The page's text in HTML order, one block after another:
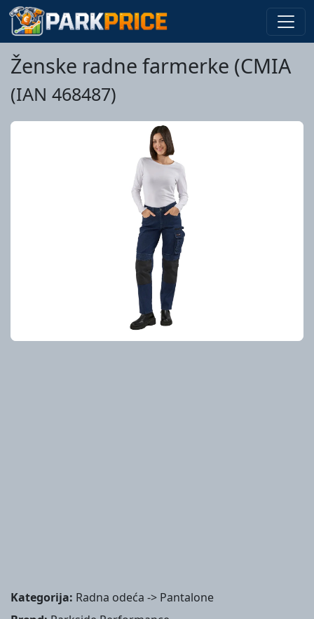
Ženske radne farmerke (CMIA
(IAN 468487)
Kategorija: Radna odeća -> Pantalone